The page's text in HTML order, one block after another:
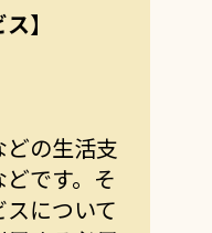
】
の生活支
です。そ
について